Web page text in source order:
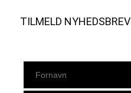
TILMELD NYHEDSBREV